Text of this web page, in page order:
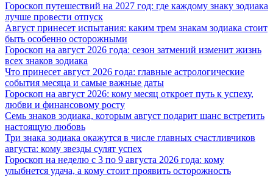
Гороскоп путешествий на 2027 год: где каждому знаку зодиака
лучше провести отпуск
Август принесет испытания: каким трем знакам зодиака стоит
быть особенно осторожными
Гороскоп на август 2026 года: сезон затмений изменит жизнь
всех знаков зодиака
Что принесет август 2026 года: главные астрологические
события месяца и самые важные даты
Гороскоп на август 2026: кому месяц откроет путь к успеху,
любви и финансовому росту
Семь знаков зодиака, которым август подарит шанс встретить
настоящую любовь
Три знака зодиака окажутся в числе главных счастливчиков
августа: кому звезды сулят успех
Гороскоп на неделю с 3 по 9 августа 2026 года: кому
улыбнется удача, а кому стоит проявить осторожность